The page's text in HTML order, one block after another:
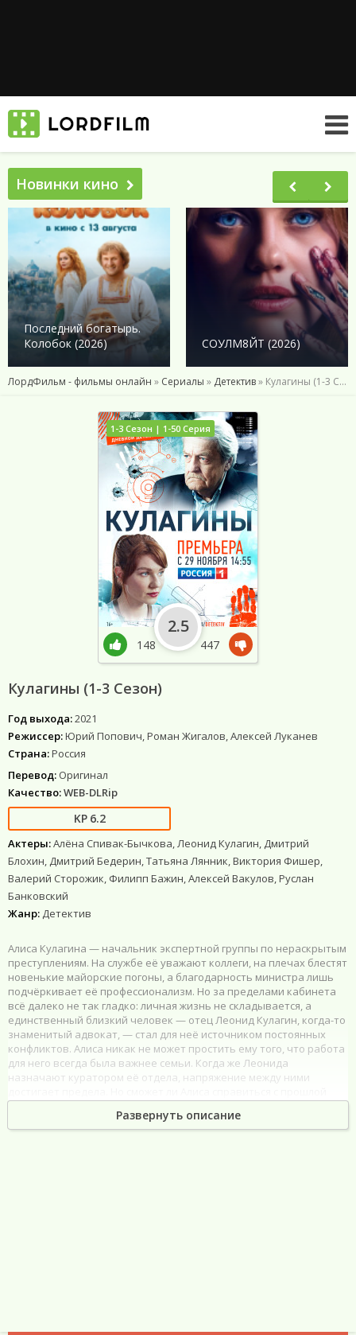
Новинки кино
Последний богатырь.
Колобок (2026)
СОУЛМ8ЙТ (2026)
ЛордФильм - фильмы онлайн » Сериалы » Детектив» Кулагины (1-3 Сезон)
Кулагины (1-3 Сезон)
Год выхода:2021
Режиссер:Юрий Попович, Роман Жигалов, Алексей Луканев
Страна:Россия
Перевод: Оригинал
Качество:WEB-DLRip
6.2
Актеры:Алёна Спивак-Бычкова, Леонид Кулагин, Дмитрий
Блохин, Дмитрий Бедерин, Татьяна Лянник, Виктория Фишер,
Валерий Сторожик, Филипп Бажин, Алексей Вакулов, Руслан
Банковский
Жанр: Детектив
Алиса Кулагина — начальник экспертной группы по нераскрытым
преступлениям. На службе её уважают коллеги, на плечах блестят
новенькие майорские погоны, а благодарность министра лишь
подчёркивает её профессионализм. Но за пределами кабинета
всё далеко не так гладко: личная жизнь не складывается, а
единственный близкий человек — отец Леонид Кулагин, когда-то
знаменитый адвокат, — стал для неё источником постоянных
конфликтов. Алиса никак не может простить ему того, что работа
для него всегда была важнее семьи. Когда же Леонида
назначают куратором её отдела, напряжение между ними
обидой, когда работа и личные счёты переплетаются самым
неожиданным образом?Развернуть описание
1-3 Сезон | 1-50 Серия
148
2.5
447